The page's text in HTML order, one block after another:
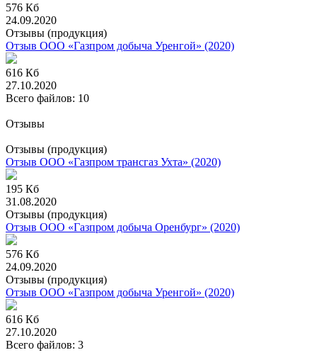
576 Кб
24.09.2020
Отзывы (продукция)
Отзыв ООО «Газпром добыча Уренгой» (2020)
616 Кб
27.10.2020
Всего файлов: 10
Отзывы
Отзывы (продукция)
Отзыв ООО «Газпром трансгаз Ухта» (2020)
195 Кб
31.08.2020
Отзывы (продукция)
Отзыв ООО «Газпром добыча Оренбург» (2020)
576 Кб
24.09.2020
Отзывы (продукция)
Отзыв ООО «Газпром добыча Уренгой» (2020)
616 Кб
27.10.2020
Всего файлов: 3